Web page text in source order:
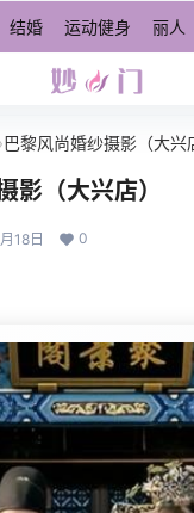
结婚 运动健身 丽人
›巴黎风尚婚纱摄影（大兴
影（大兴店）
18日 0